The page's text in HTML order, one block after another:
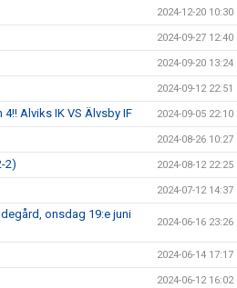
2024-12-20 10:30
2024-09-27 12:40
2024-09-20 13:24
2024-09-12 22:51
Alviks IK VS Älvsby IF 2024-09-05 22:10
2024-08-26 10:27
2) 2024-08-12 22:25
2024-07-12 14:37
onsdag 19:e juni
2024-06-16 23:26
2024-06-14 17:17
2024-06-12 16:02